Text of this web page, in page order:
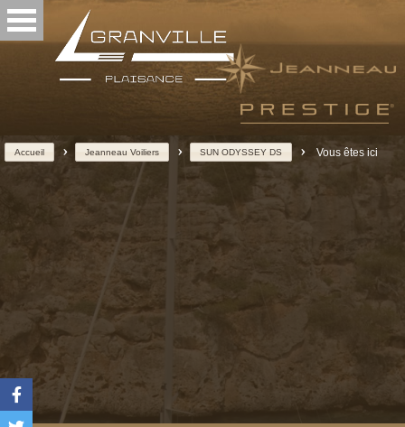
Accueil > Jeanneau Voiliers > SUN ODYSSEY DS > Vous êtes ici